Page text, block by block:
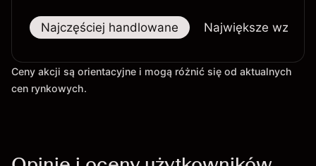
Najczęściej handlowane Największe wzrosty
Ceny akcji są orientacyjne i mogą różnić się od aktualnych
cen rynkowych.